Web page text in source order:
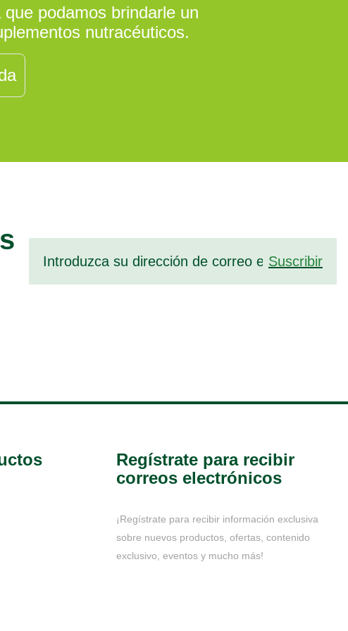
podamos brindarle un
nutracéuticos.
Suscribir
Regístrate para recibir
correos electrónicos
¡Regístrate para recibir información exclusiva
sobre nuevos productos, ofertas, contenido
exclusivo, eventos y mucho más!